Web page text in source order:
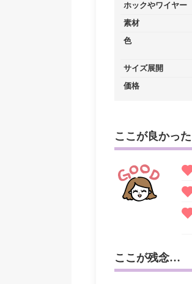
ホックやワイヤー
素材
色
サイズ展開
価格
ここが良かった
ここが残念…